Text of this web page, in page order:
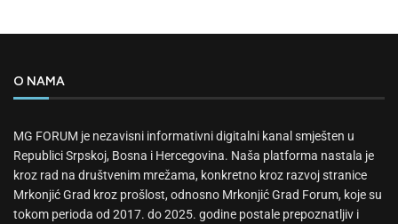
O NAMA
MG FORUM je nezavisni informativni digitalni kanal smješten u
Republici Srpskoj, Bosna i Hercegovina. Naša platforma nastala je
kroz rad na društvenim mrežama, konkretno kroz razvoj stranice
Mrkonjić Grad kroz prošlost, odnosno Mrkonjić Grad Forum, koje su
tokom perioda od 2017. do 2025. godine postale prepoznatljiv i